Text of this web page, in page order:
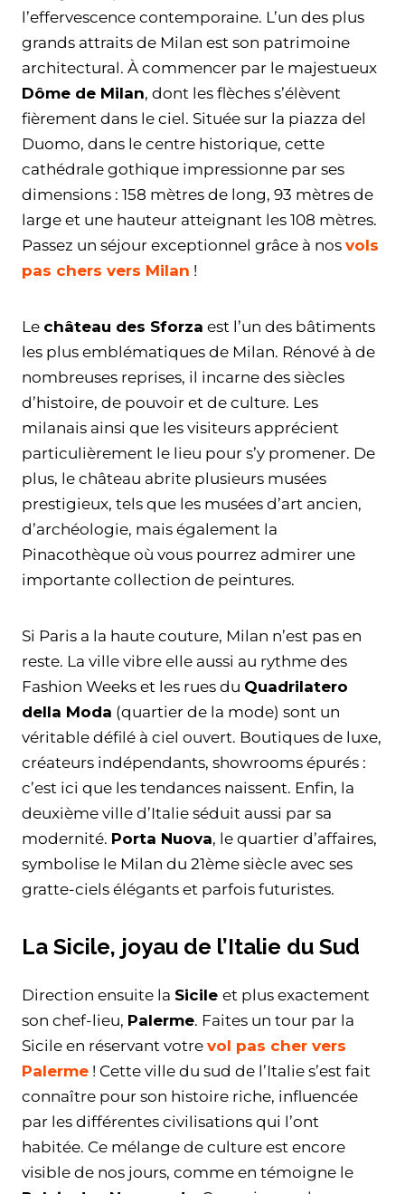
l’effervescence contemporaine. L’un des plus
grands attraits de Milan est son patrimoine
architectural. À commencer par le majestueux
Dôme de Milan, dont les flèches s’élèvent
fièrement dans le ciel. Située sur la piazza del
Duomo, dans le centre historique, cette
cathédrale gothique impressionne par ses
dimensions : 158 mètres de long, 93 mètres de
large et une hauteur atteignant les 108 mètres.
Passez un séjour exceptionnel grâce à nos vols
pas chers vers Milan !
Le château des Sforza est l’un des bâtiments
les plus emblématiques de Milan. Rénové à de
nombreuses reprises, il incarne des siècles
d’histoire, de pouvoir et de culture. Les
milanais ainsi que les visiteurs apprécient
particulièrement le lieu pour s’y promener. De
plus, le château abrite plusieurs musées
prestigieux, tels que les musées d’art ancien,
d’archéologie, mais également la
Pinacothèque où vous pourrez admirer une
importante collection de peintures.
Si Paris a la haute couture, Milan n’est pas en
reste. La ville vibre elle aussi au rythme des
Fashion Weeks et les rues du Quadrilatero
della Moda (quartier de la mode) sont un
véritable défilé à ciel ouvert. Boutiques de luxe,
créateurs indépendants, showrooms épurés :
c’est ici que les tendances naissent. Enfin, la
deuxième ville d’Italie séduit aussi par sa
modernité. Porta Nuova, le quartier d’affaires,
symbolise le Milan du 21ème siècle avec ses
gratte-ciels élégants et parfois futuristes.
La Sicile, joyau de l’Italie du Sud
Direction ensuite la Sicile et plus exactement
son chef-lieu, Palerme. Faites un tour par la
Sicile en réservant votre vol pas cher vers
Palerme ! Cette ville du sud de l’Italie s’est fait
connaître pour son histoire riche, influencée
par les différentes civilisations qui l’ont
habitée. Ce mélange de culture est encore
visible de nos jours, comme en témoigne le